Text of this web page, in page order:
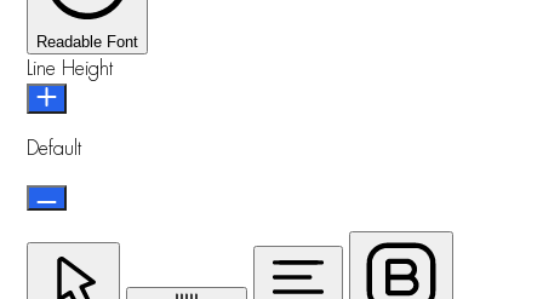
Readable Font
Line Height
Default